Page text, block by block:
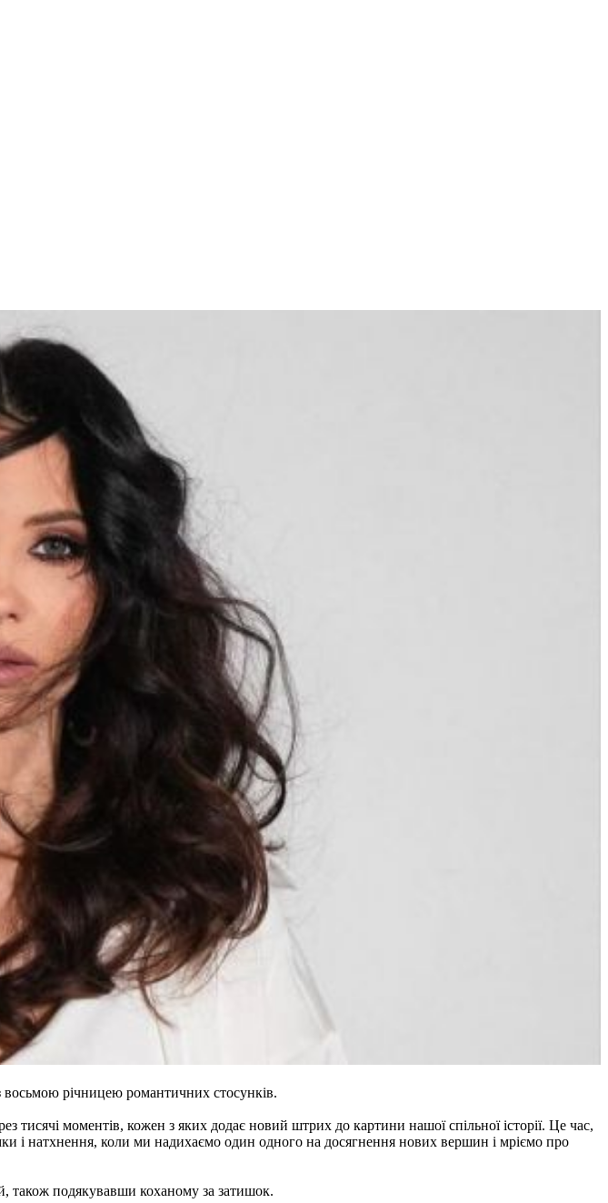
восьмою річницею романтичних стосунків.
моментів, кожен з яких додає новий штрих до картини нашої спільної історії. Це час,
і натхнення, коли ми надихаємо один одного на досягнення нових вершин і мріємо про
також подякувавши коханому за затишок.